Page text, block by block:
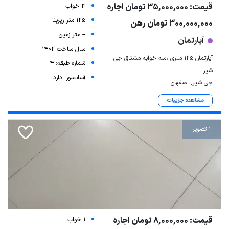
قیمت: 35,000,000 تومان اجاره
300,000,000 تومان رهن
آپارتمان
آپارتمان ۱۲۵ متری ،سه خوابه مشتاق جی
شیر
جی شیر, اصفهان
مشاهده جزییات
3 خواب
125 متر زیربنا
-- متر زمین
سال ساخت 1402
شماره طبقه: 4
آسانسور: دارد
1 تصویر
قیمت: 8,000,000 تومان اجاره
1 خواب